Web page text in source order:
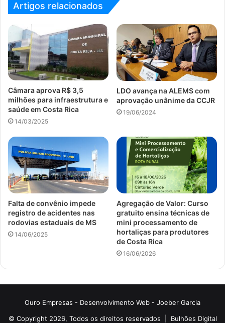
Artigos relacionados
Câmara aprova R$ 3,5
milhões para infraestrutura e
saúde em Costa Rica
14/03/2025
LDO avança na ALEMS com
aprovação unânime da CCJR
19/06/2024
Falta de convênio impede
registro de acidentes nas
rodovias estaduais de MS
14/06/2025
Agregação de Valor: Curso
gratuito ensina técnicas de
mini processamento de
hortaliças para produtores
de Costa Rica
16/06/2026
Ouro Empresas - Desenvolvimento Web - Joeber Garcia
© Copyright 2026, Todos os direitos reservados | Bulhões Digital